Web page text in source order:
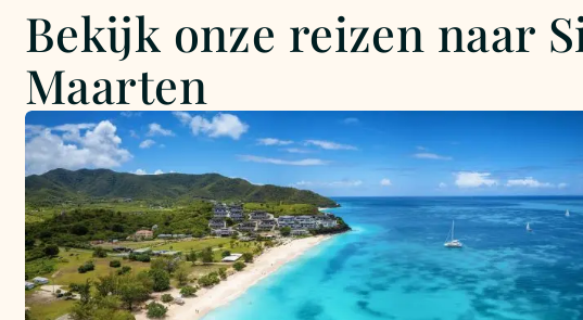
Bekijk onze reizen naar
Maarten